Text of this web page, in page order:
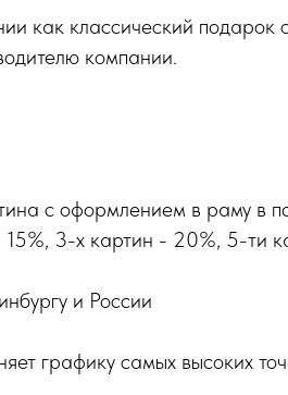
как классический подарок
компании.
с оформлением в раму в
3-х картин - 20%, 5-ти
и России
графику самых высоких